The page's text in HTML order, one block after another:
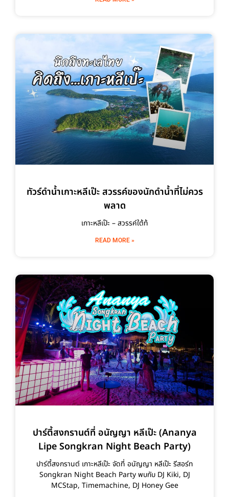
ทัวร์ดำน้ำเกาะหลีเป๊ะ สวรรค์ของนักดำน้ำที่ไม่ควร
พลาด
เกาะหลีเป๊ะ – สวรรค์ใต้ท้
READ MORE »
ปาร์ตี้สงกรานต์ที่ อนัญญา หลีเป๊ะ (Ananya
Lipe Songkran Night Beach Party)
ปาร์ตี้สงกรานต์ เกาะหลีเป๊ะ จัดที่ อนัญญา หลีเป๊ะ รีสอร์ท
Songkran Night Beach Party พบกับ DJ Kiki, DJ
MCStap, Timemachine, DJ Honey Gee